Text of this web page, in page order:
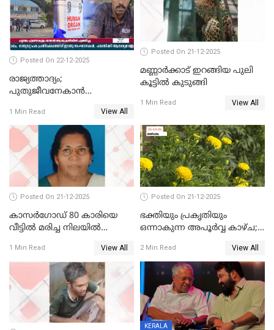
Posted On 22-12-2025
രാജ്യത്താദ്യം;
പുതുജീവനേകാൻ
എറണാകുളം സർക്കാർ
ജനറൽ
ആശുപത്രിയിലെത്തിച്ചു
1 Min Read View All
Posted On 21-12-2025
മണ്ണാർക്കാട് ഇറങ്ങിയ പുലി
കൂട്ടിൽ കുടുങ്ങി
1 Min Read View All
Posted On 21-12-2025
കാസർഗോഡ് 80 കാരിയെ
വീട്ടിൽ മരിച്ച നിലയിൽ
1 Min Read View All
Posted On 21-12-2025
ഭക്തിയും പ്രകൃതിയും
ഒന്നാകുന്ന അപൂര്‍വ്വ കാഴ്ച;
കാഴ്ചാനുഭവമൊരുക്കി
ശബരീ നന്ദനം
2 Min Read View All
KERALA